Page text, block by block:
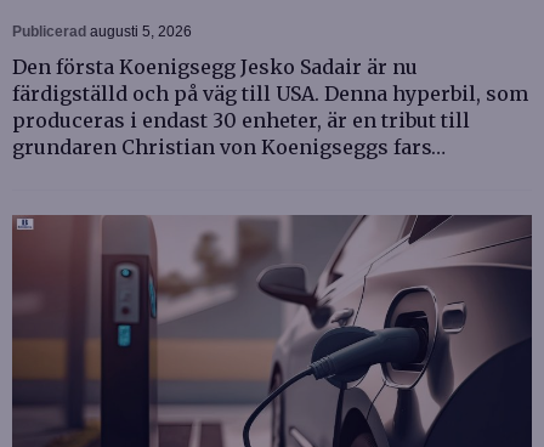
Publicerad augusti 5, 2026
Den första Koenigsegg Jesko Sadair är nu
färdigställd och på väg till USA. Denna hyperbil, som
produceras i endast 30 enheter, är en tribut till
grundaren Christian von Koenigseggs fars…